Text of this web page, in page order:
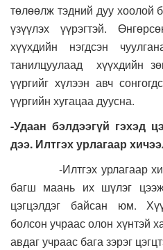
төлөөлж тэдний дуу хоолой
үзүүлэх үүрэгтэй.
хүүхдийн нэгдсэн
танилцуулаад хүүхдийн
үүргийг хүлээн авч
үүргийн хугацаа дуусна.
-Удаан бэлдээгүй гэхэд
дээ. Илтгэх урлагаар
-Илтгэх урлагаар
багш маань их шүлэг
цэгцэлдэг байсан юм.
болсон учраас олон хүнтэй
авдаг учраас бага зэрэг